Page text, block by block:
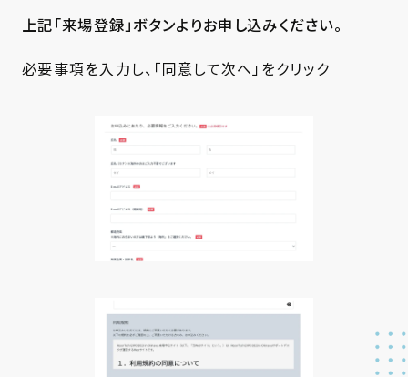
上記「来場登録」ボタンよりお申し込みください。
必要事項を入力し、「同意して次へ」をクリック